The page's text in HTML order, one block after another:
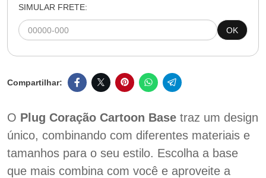
SIMULAR FRETE:
OK
O Plug Coração Cartoon Base traz um design
único, combinando com diferentes materiais e
tamanhos para o seu estilo. Escolha a base
que mais combina com você e aproveite a